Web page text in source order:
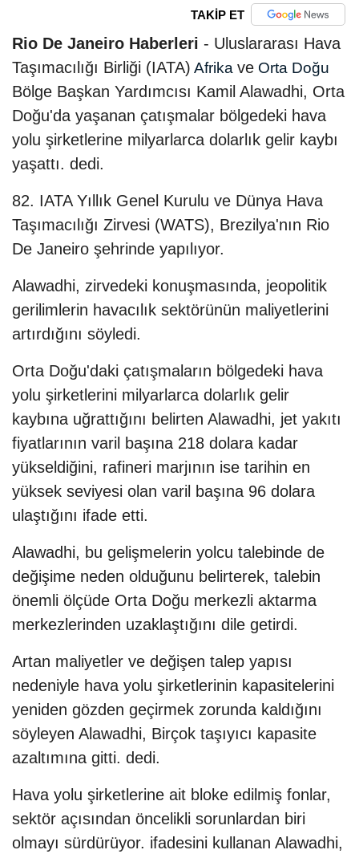
TAKİP ET
Rio De Janeiro Haberleri - Uluslararası Hava
Taşımacılığı Birliği (IATA) Afrika ve Orta Doğu
Bölge Başkan Yardımcısı Kamil Alawadhi, Orta
Doğu'da yaşanan çatışmalar bölgedeki hava
yolu şirketlerine milyarlarca dolarlık gelir kaybı
yaşattı. dedi.
82. IATA Yıllık Genel Kurulu ve Dünya Hava
Taşımacılığı Zirvesi (WATS), Brezilya'nın Rio
De Janeiro şehrinde yapılıyor.
Alawadhi, zirvedeki konuşmasında, jeopolitik
gerilimlerin havacılık sektörünün maliyetlerini
artırdığını söyledi.
Orta Doğu'daki çatışmaların bölgedeki hava
yolu şirketlerini milyarlarca dolarlık gelir
kaybına uğrattığını belirten Alawadhi, jet yakıtı
fiyatlarının varil başına 218 dolara kadar
yükseldiğini, rafineri marjının ise tarihin en
yüksek seviyesi olan varil başına 96 dolara
ulaştığını ifade etti.
Alawadhi, bu gelişmelerin yolcu talebinde de
değişime neden olduğunu belirterek, talebin
önemli ölçüde Orta Doğu merkezli aktarma
merkezlerinden uzaklaştığını dile getirdi.
Artan maliyetler ve değişen talep yapısı
nedeniyle hava yolu şirketlerinin kapasitelerini
yeniden gözden geçirmek zorunda kaldığını
söyleyen Alawadhi, Birçok taşıyıcı kapasite
azaltımına gitti. dedi.
Hava yolu şirketlerine ait bloke edilmiş fonlar,
sektör açısından öncelikli sorunlardan biri
olmayı sürdürüyor. ifadesini kullanan Alawadhi,